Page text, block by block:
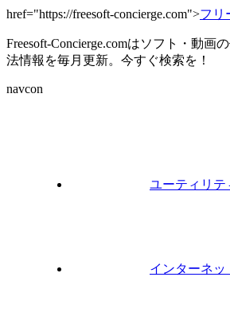
href="https://freesoft-concierge.com">フリ
Freesoft-Concierge.comはソフト・動画
法情報を毎月更新。今すぐ検索を！
navcon
ユーティリテ
インターネッ